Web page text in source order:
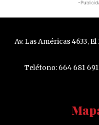
-
Av. Las Américas 4633,
Teléfono: 664 681